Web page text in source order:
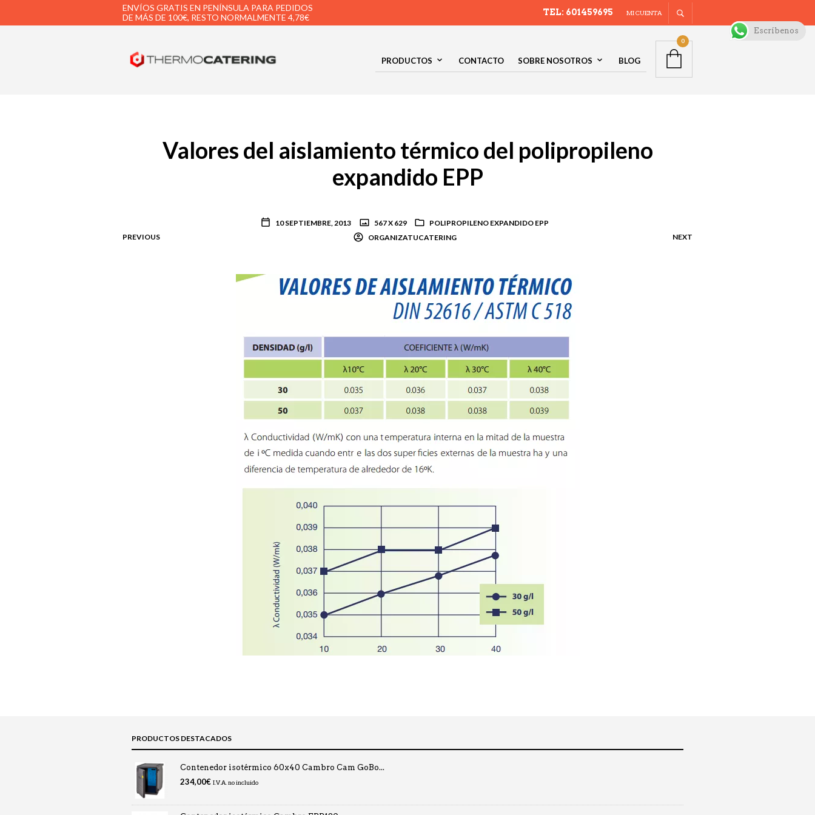
ENVÍOS GRATIS EN PENÍNSULA PARA PEDIDOS
DE MÁS DE 100€, RESTO NORMALMENTE 4,78€
TEL: 601459695 MI CUENTA
PRODUCTOS CONTACTO SOBRE NOSOTROS BLOG
0
Valores del aislamiento térmico del polipropileno
expandido EPP
10 SEPTIEMBRE, 2013 567 X 629
POLIPROPILENO EXPANDIDO EPP
ORGANIZATUCATERING
PREVIOUS NEXT
PRODUCTOS DESTACADOS
Contenedor isotérmico 60x40 Cambro Cam GoBo...
234,00€ I.V.A. no incluido
Escríbenos